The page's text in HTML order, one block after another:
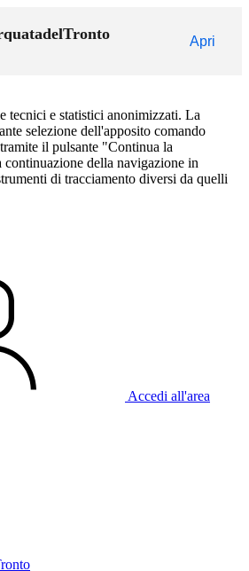
Apri
tecnici e statistici anonimizzati. La
selezione dell'apposito comando
il pulsante "Continua la
della navigazione in
di tracciamento diversi da quelli
Accedi all'area